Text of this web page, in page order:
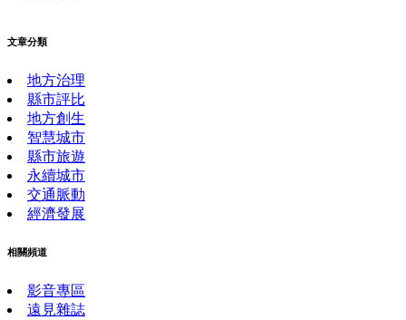
文章分類
地方治理
縣市評比
地方創生
智慧城市
縣市旅遊
永續城市
交通脈動
經濟發展
相關頻道
影音專區
遠見雜誌